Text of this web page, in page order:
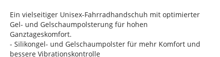
Ein vielseitiger Unisex-Fahrradhandschuh mit optimierter
Gel- und Gelschaumpolsterung für hohen
Ganztageskomfort.
- Silikongel- und Gelschaumpolster für mehr Komfort und
bessere Vibrationskontrolle